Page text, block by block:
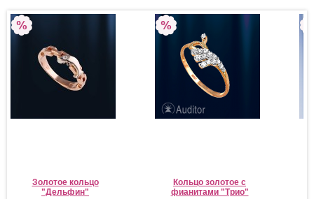
Золотое кольцо
"Дельфин"
Кольцо золотое с
фианитами "Трио"